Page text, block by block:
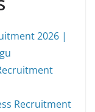
2026 |
Recruitment